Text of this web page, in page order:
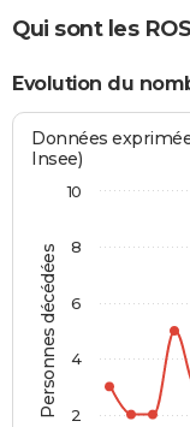
Qui sont les
Evolution du
Personnes décédées
Données
Insee)
2
4
6
8
10